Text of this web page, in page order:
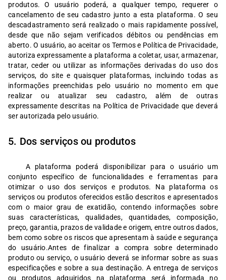
produtos. O usuário poderá, a qualquer tempo, requerer o
cancelamento de seu cadastro junto a esta plataforma. O seu
descadastramento será realizado o mais rapidamente possível,
desde que não sejam verificados débitos ou pendências em
aberto. O usuário, ao aceitar os Termos e Política de Privacidade,
autoriza expressamente a plataforma a coletar, usar, armazenar,
tratar, ceder ou utilizar as informações derivadas do uso dos
serviços, do site e quaisquer plataformas, incluindo todas as
informações preenchidas pelo usuário no momento em que
realizar ou atualizar seu cadastro, além de outras
expressamente descritas na Política de Privacidade que deverá
ser autorizada pelo usuário.
5. Dos serviços ou produtos
A plataforma poderá disponibilizar para o usuário um
conjunto específico de funcionalidades e ferramentas para
otimizar o uso dos serviços e produtos. Na plataforma os
serviços ou produtos oferecidos estão descritos e apresentados
com o maior grau de exatidão, contendo informações sobre
suas características, qualidades, quantidades, composição,
preço, garantia, prazos de validade e origem, entre outros dados,
bem como sobre os riscos que apresentam à saúde e segurança
do usuário.Antes de finalizar a compra sobre determinado
produto ou serviço, o usuário deverá se informar sobre as suas
especificações e sobre a sua destinação. A entrega de serviços
ou produtos adquiridos na plataforma será informada no